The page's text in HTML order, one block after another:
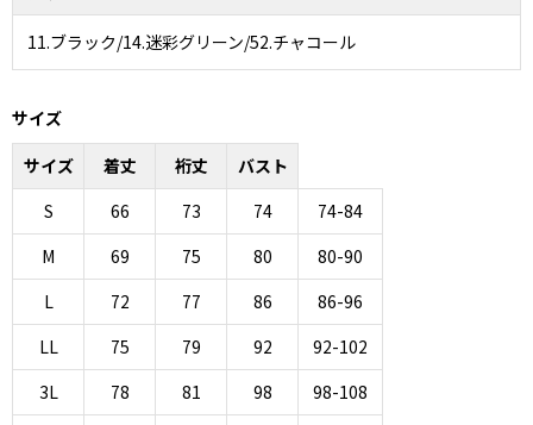
11.ブラック/14.迷彩グリーン/52.チャコール
サイズ
サイズ
着丈 裄丈
バスト
S
66 73 74
74-84
M
69 75 80
80-90
L
72 77 86
86-96
LL
75 79 92
92-102
3L
78 81 98
98-108